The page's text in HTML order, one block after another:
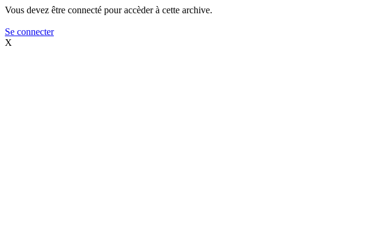
Vous devez être connecté pour accèder à cette archive.
Se connecter
X